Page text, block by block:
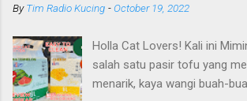
ByTim Radio Kucing -October 19, 2022
Holla Cat Lovers! Kali ini
salah satu pasir tofu yang
menarik, kaya wangi buah-